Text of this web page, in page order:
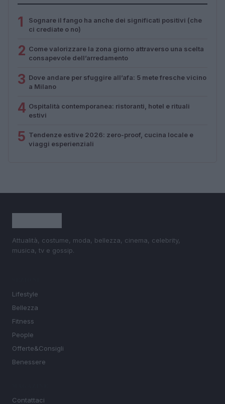
1
Sognare il fango ha anche dei significati positivi (che
ci crediate o no)
2 Come valorizzare la zona giorno attraverso una scelta
consapevole dell’arredamento
3 Dove andare per sfuggire all’afa: 5 mete fresche vicino
a Milano
4 Ospitalità contemporanea: ristoranti, hotel e rituali
estivi
5 Tendenze estive 2026: zero-proof, cucina locale e
viaggi esperienziali
Attualità, costume, moda, bellezza, cinema, celebrity,
musica, tv e gossip.
Lifestyle
Bellezza
Fitness
People
Offerte&Consigli
Benessere
Contattaci